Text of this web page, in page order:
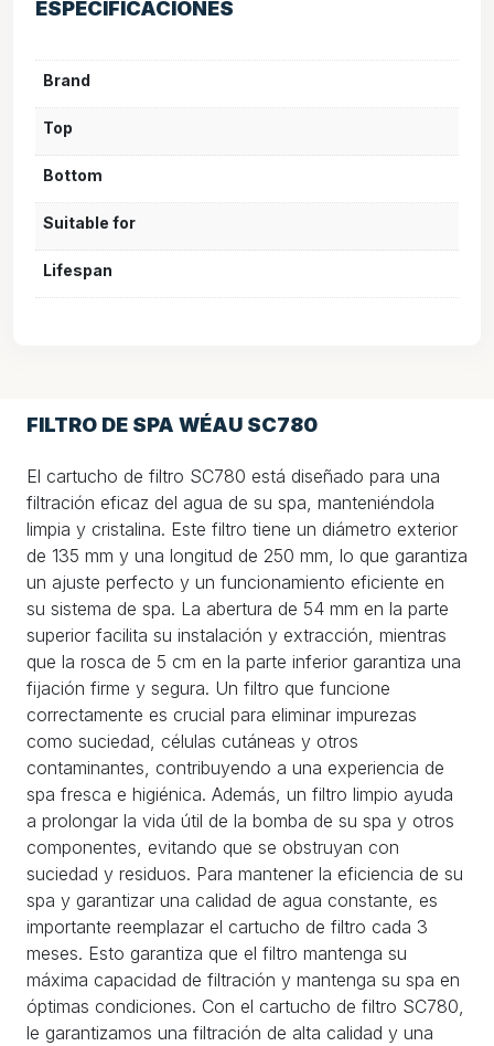
ESPECIFICACIONES
Brand
Top
Bottom
Suitable for
Lifespan
FILTRO DE SPA WÉAU SC780
El cartucho de filtro SC780 está diseñado para una
filtración eficaz del agua de su spa, manteniéndola
limpia y cristalina. Este filtro tiene un diámetro exterior
de 135 mm y una longitud de 250 mm, lo que garantiza
un ajuste perfecto y un funcionamiento eficiente en
su sistema de spa. La abertura de 54 mm en la parte
superior facilita su instalación y extracción, mientras
que la rosca de 5 cm en la parte inferior garantiza una
fijación firme y segura. Un filtro que funcione
correctamente es crucial para eliminar impurezas
como suciedad, células cutáneas y otros
contaminantes, contribuyendo a una experiencia de
spa fresca e higiénica. Además, un filtro limpio ayuda
a prolongar la vida útil de la bomba de su spa y otros
componentes, evitando que se obstruyan con
suciedad y residuos. Para mantener la eficiencia de su
spa y garantizar una calidad de agua constante, es
importante reemplazar el cartucho de filtro cada 3
meses. Esto garantiza que el filtro mantenga su
máxima capacidad de filtración y mantenga su spa en
óptimas condiciones. Con el cartucho de filtro SC780,
le garantizamos una filtración de alta calidad y una